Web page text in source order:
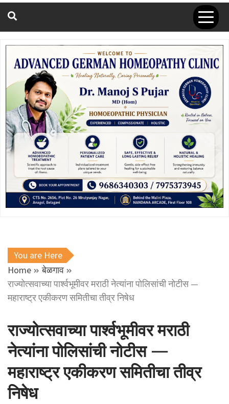
You are Here
Home
बेळगाव
राज्योत्सवाच्या पार्श्वभूमीवर मराठी नेत्यांना पोलिसांची नोटीस —
महाराष्ट्र एकीकरण समितीचा तीव्र निषेध
राज्योत्सवाच्या पार्श्वभूमीवर मराठी
नेत्यांना पोलिसांची नोटीस —
महाराष्ट्र एकीकरण समितीचा तीव्र
निषेध